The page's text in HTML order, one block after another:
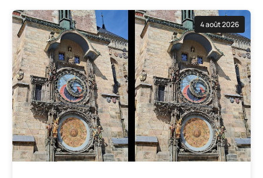
4 août 2026